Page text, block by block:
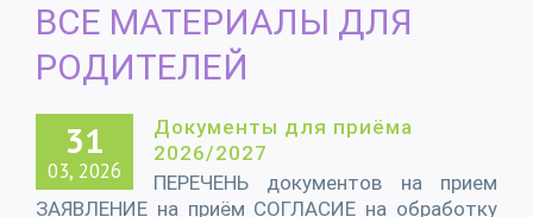
ВСЕ МАТЕРИАЛЫ ДЛЯ
РОДИТЕЛЕЙ
31
03, 2026
Документы для приёма
2026/2027
ПЕРЕЧЕНЬ документов на прием
ЗАЯВЛЕНИЕ на приём СОГЛАСИЕ на обработку